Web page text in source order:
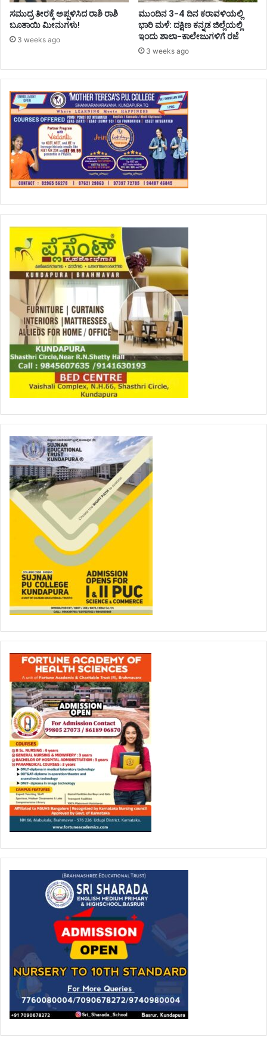
ಸಮುದ್ರ ತೀರಕ್ಕೆ ಅಪ್ಪಳಿಸಿದ ರಾಶಿ ರಾಶಿ
ಬೂತಾಯಿ ಮೀನುಗಳು!
3 weeks ago
ಮುಂದಿನ 3-4 ದಿನ ಕರಾವಳಿಯಲ್ಲಿ
ಭಾರಿ ಮಳೆ: ದಕ್ಷಿಣ ಕನ್ನಡ ಜಿಲ್ಲೆಯಲ್ಲಿ
ಇಂದು ಶಾಲಾ-ಕಾಲೇಜುಗಳಿಗೆ ರಜೆ
3 weeks ago